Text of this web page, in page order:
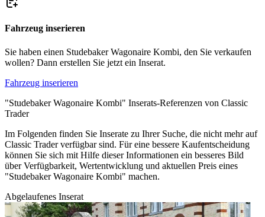
Fahrzeug inserieren
Sie haben einen Studebaker Wagonaire Kombi, den Sie verkaufen
wollen? Dann erstellen Sie jetzt ein Inserat.
Fahrzeug inserieren
"Studebaker Wagonaire Kombi" Inserats-Referenzen von Classic
Trader
Im Folgenden finden Sie Inserate zu Ihrer Suche, die nicht mehr auf
Classic Trader verfügbar sind. Für eine bessere Kaufentscheidung
können Sie sich mit Hilfe dieser Informationen ein besseres Bild
über Verfügbarkeit, Wertentwicklung und aktuellen Preis eines
"Studebaker Wagonaire Kombi" machen.
Abgelaufenes Inserat